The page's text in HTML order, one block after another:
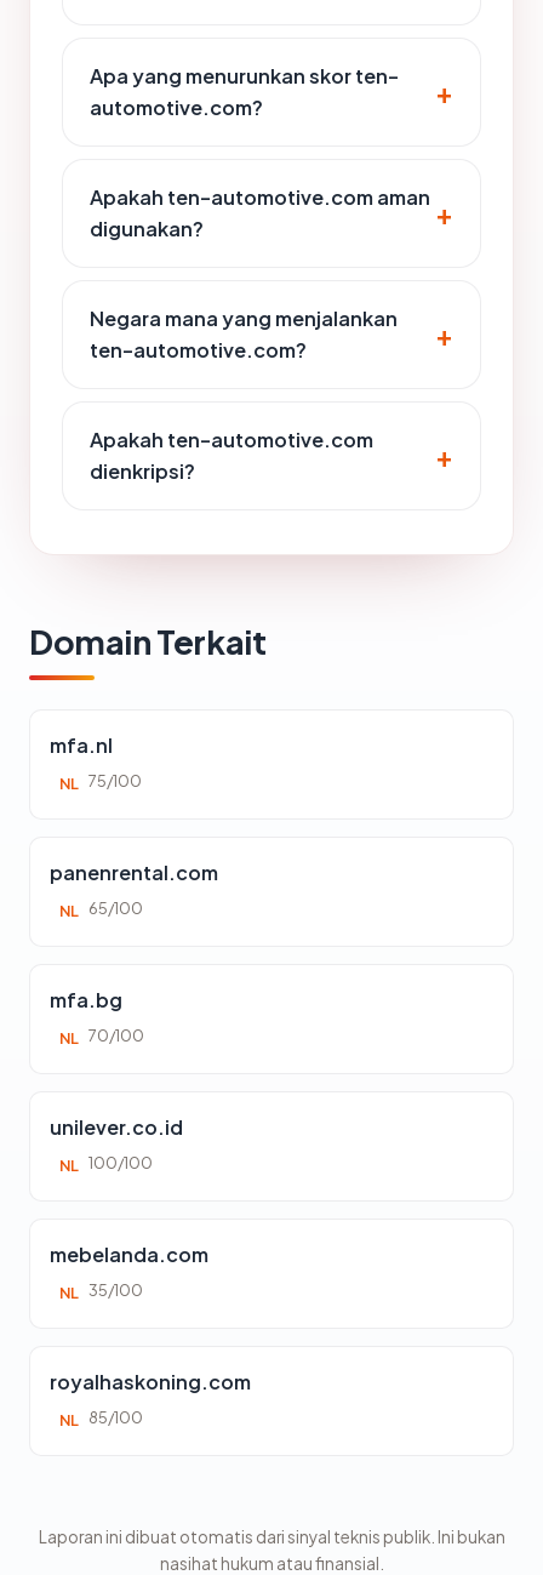
Apa yang menurunkan skor ten-
automotive.com?
Apakah ten-automotive.com aman
digunakan?
Negara mana yang menjalankan
ten-automotive.com?
Apakah ten-automotive.com
dienkripsi?
Domain Terkait
mfa.nl
NL 75/100
panenrental.com
NL 65/100
mfa.bg
NL 70/100
unilever.co.id
NL 100/100
mebelanda.com
NL 35/100
royalhaskoning.com
NL 85/100
Laporan ini dibuat otomatis dari sinyal teknis publik. Ini bukan
nasihat hukum atau finansial.